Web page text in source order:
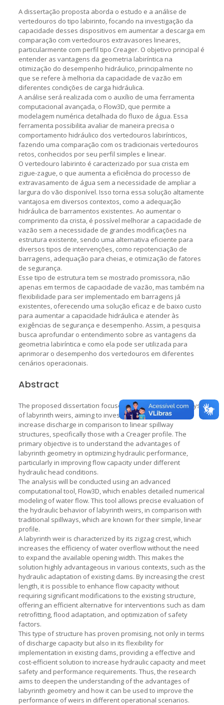
A dissertação proposta aborda o estudo e a análise de
vertedouros do tipo labirinto, focando na investigação da
capacidade desses dispositivos em aumentar a descarga em
comparação com vertedouros extravasores lineares,
particularmente com perfil tipo Creager. O objetivo principal é
entender as vantagens da geometria labiríntica na
otimização do desempenho hidráulico, principalmente no
que se refere à melhoria da capacidade de vazão em
diferentes condições de carga hidráulica.
A análise será realizada com o auxílio de uma ferramenta
computacional avançada, o Flow3D, que permite a
modelagem numérica detalhada do fluxo de água. Essa
ferramenta possibilita avaliar de maneira precisa o
comportamento hidráulico dos vertedouros labirínticos,
fazendo uma comparação com os tradicionais vertedouros
retos, conhecidos por seu perfil simples e linear.
O vertedouro labirinto é caracterizado por sua crista em
zigue-zague, o que aumenta a eficiência do processo de
extravasamento de água sem a necessidade de ampliar a
largura do vão disponível. Isso torna essa solução altamente
vantajosa em diversos contextos, como a adequação
hidráulica de barramentos existentes. Ao aumentar o
comprimento da crista, é possível melhorar a capacidade de
vazão sem a necessidade de grandes modificações na
estrutura existente, sendo uma alternativa eficiente para
diversos tipos de intervenções, como repotenciação de
barragens, adequação para cheias, e otimização de fatores
de segurança.
Esse tipo de estrutura tem se mostrado promissora, não
apenas em termos de capacidade de vazão, mas também na
flexibilidade para ser implementado em barragens já
existentes, oferecendo uma solução eficaz e de baixo custo
para aumentar a capacidade hidráulica e atender às
exigências de segurança e desempenho. Assim, a pesquisa
busca aprofundar o entendimento sobre as vantagens da
geometria labiríntica e como ela pode ser utilizada para
aprimorar o desempenho dos vertedouros em diferentes
cenários operacionais.
Abstract
The proposed dissertation focuses on the study and analysis
of labyrinth weirs, aiming to investigate their ability to
increase discharge in comparison to linear spillway
structures, specifically those with a Creager profile. The
primary objective is to understand the advantages of
labyrinth geometry in optimizing hydraulic performance,
particularly in improving flow capacity under different
hydraulic head conditions.
The analysis will be conducted using an advanced
computational tool, Flow3D, which enables detailed numerical
modeling of water flow. This tool allows precise evaluation of
the hydraulic behavior of labyrinth weirs, in comparison with
traditional spillways, which are known for their simple, linear
profile.
A labyrinth weir is characterized by its zigzag crest, which
increases the efficiency of water overflow without the need
to expand the available opening width. This makes the
solution highly advantageous in various contexts, such as the
hydraulic adaptation of existing dams. By increasing the crest
length, it is possible to enhance flow capacity without
requiring significant modifications to the existing structure,
offering an efficient alternative for interventions such as dam
retrofitting, flood adaptation, and optimization of safety
factors.
This type of structure has proven promising, not only in terms
of discharge capacity but also in its flexibility for
implementation in existing dams, providing a effective and
cost-efficient solution to increase hydraulic capacity and meet
safety and performance requirements. Thus, the research
aims to deepen the understanding of the advantages of
labyrinth geometry and how it can be used to improve the
performance of weirs in different operational scenarios.